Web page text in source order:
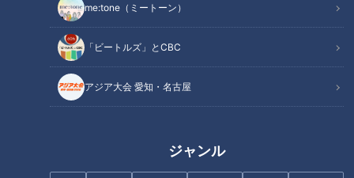
me:tone（ミートーン）
「ビートルズ」とCBC
アジア大会 愛知・名古屋
ジャンル
CBCテレビ（東海エリア）で夕方放送の報道情報番組『チャ
人気の6時半コーナーの毎週金曜日は、『週末 愛してまー